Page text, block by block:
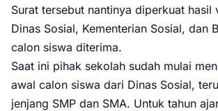
Surat tersebut nantinya diperkuat hasil
Dinas Sosial, Kementerian Sosial, dan
calon siswa diterima.
Saat ini pihak sekolah sudah mulai
awal calon siswa dari Dinas Sosial,
jenjang SMP dan SMA. Untuk tahun